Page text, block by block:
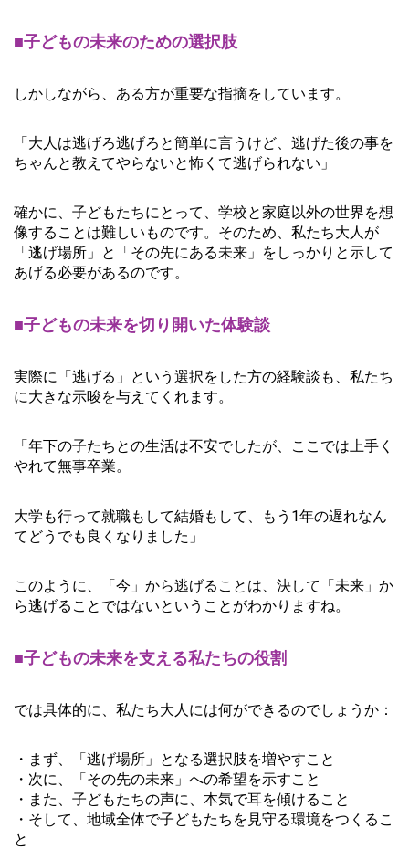
■子どもの未来のための選択肢
しかしながら、ある方が重要な指摘をしています。
「大人は逃げろ逃げろと簡単に言うけど、逃げた後の事を
ちゃんと教えてやらないと怖くて逃げられない」
確かに、子どもたちにとって、学校と家庭以外の世界を想
像することは難しいものです。そのため、私たち大人が
「逃げ場所」と「その先にある未来」をしっかりと示して
あげる必要があるのです。
■子どもの未来を切り開いた体験談
実際に「逃げる」という選択をした方の経験談も、私たち
に大きな示唆を与えてくれます。
「年下の子たちとの生活は不安でしたが、ここでは上手く
やれて無事卒業。
大学も行って就職もして結婚もして、もう1年の遅れなん
てどうでも良くなりました」
このように、「今」から逃げることは、決して「未来」か
ら逃げることではないということがわかりますね。
■子どもの未来を支える私たちの役割
では具体的に、私たち大人には何ができるのでしょうか：
・まず、「逃げ場所」となる選択肢を増やすこと
・次に、「その先の未来」への希望を示すこと
・また、子どもたちの声に、本気で耳を傾けること
・そして、地域全体で子どもたちを見守る環境をつくるこ
と